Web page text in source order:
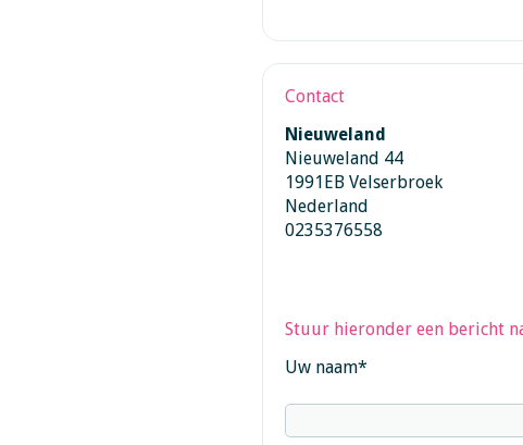
Contact
Nieuweland
Nieuweland 44
1991EB Velserbroek
Nederland
0235376558
Stuur hieronder een bericht
Uw naam*